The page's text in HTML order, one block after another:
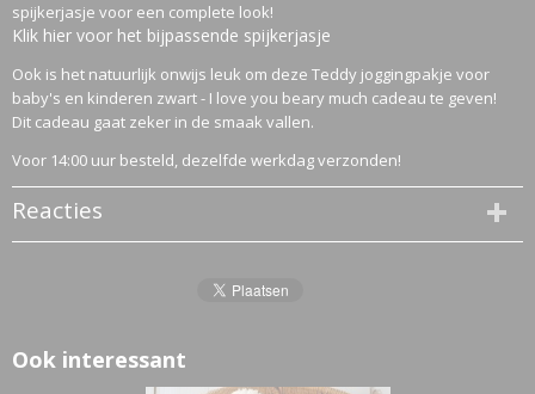
spijkerjasje voor een complete look!
Klik hier voor het bijpassende spijkerjasje
Ook is het natuurlijk onwijs leuk om deze Teddy joggingpakje voor
baby's en kinderen zwart - I love you beary much cadeau te geven!
Dit cadeau gaat zeker in de smaak vallen.
Voor 14:00 uur besteld, dezelfde werkdag verzonden!
Reacties
Ook interessant